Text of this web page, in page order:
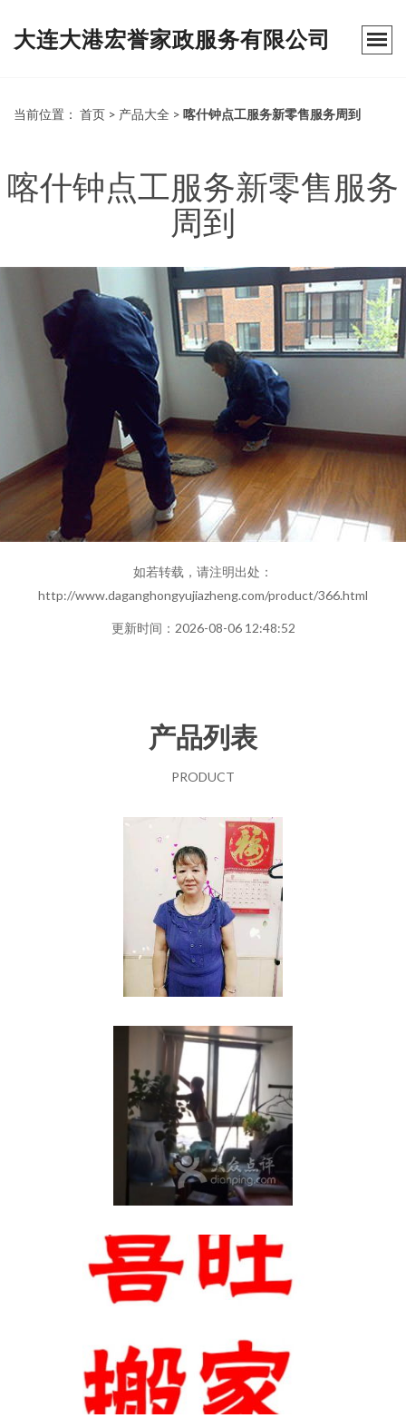
大连大港宏誉家政服务有限公司
当前位置： 首页 > 产品大全 > 喀什钟点工服务新零售服务周到
喀什钟点工服务新零售服务
周到
如若转载，请注明出处：
http://www.daganghongyujiazheng.com/product/366.html
更新时间：2026-08-06 12:48:52
产品列表
PRODUCT